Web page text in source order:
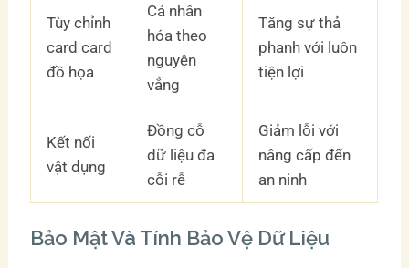
Tùy chỉnh
card card
đồ họa
Cá nhân
hóa theo
nguyện
vẳng
Tăng sự thả
phanh với luôn
tiện lợi
Kết nối
vật dụng
Đồng cỗ
dữ liệu đa
cỗi rễ
Giảm lỗi với
nâng cấp đến
an ninh
Bảo Mật Và Tính Bảo Vệ Dữ Liệu